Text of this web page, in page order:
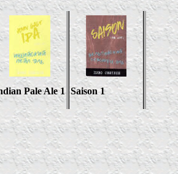
Pale Ale 1 Saison 1